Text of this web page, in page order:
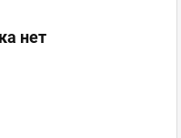
нет